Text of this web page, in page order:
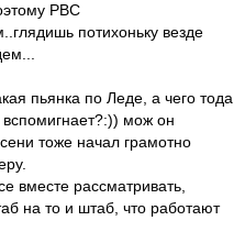
РВС
потихоньку везде
пьянка по Леде, а чего тода
мож он
тоже начал грамотно
вместе рассматривать,
на то и штаб, что работают